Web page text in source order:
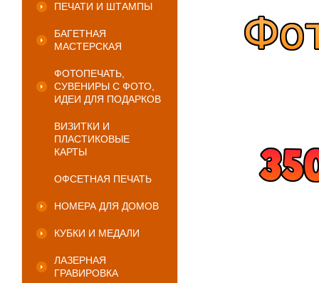
ПЕЧАТИ И ШТАМПЫ
БАГЕТНАЯ
МАСТЕРСКАЯ
ФОТОПЕЧАТЬ,
СУВЕНИРЫ С ФОТО,
ИДЕИ ДЛЯ ПОДАРКОВ
ВИЗИТКИ И
ПЛАСТИКОВЫЕ
КАРТЫ
ОФСЕТНАЯ ПЕЧАТЬ
НОМЕРА ДЛЯ ДОМОВ
КУБКИ И МЕДАЛИ
ЛАЗЕРНАЯ
ГРАВИРОВКА